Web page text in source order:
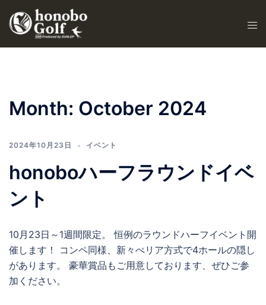
Month: October 2024
2024年10月23日 イベント
honoboハーフラウンドイベ
ント
10月23日～1週間限定。 恒例のラウンドハーフイベント開
催します！ コンペ同様、新々ぺリア方式で4ホールの隠し
があります。 豪華賞品もご用意しております、ぜひご参
加ください。